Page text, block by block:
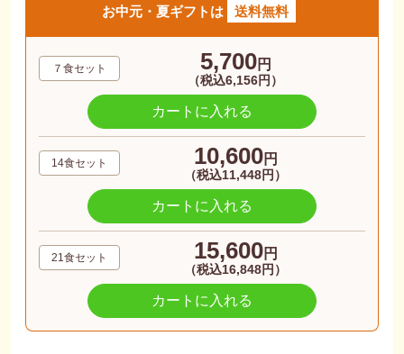
お中元・夏ギフトは 送料無料
７食セット 5,700円
（税込6,156円）
カートに入れる
14食セット 10,600円
（税込11,448円）
カートに入れる
21食セット 15,600円
（税込16,848円）
カートに入れる